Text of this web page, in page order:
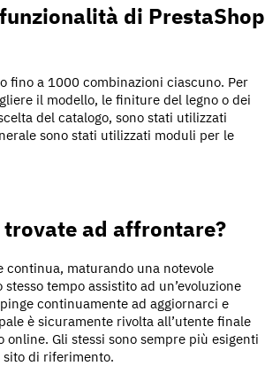
di PrestaShop
fino a 1000 combinazioni ciascuno. Per
il modello, le finiture del legno o dei
del catalogo, sono stati utilizzati
sono stati utilizzati moduli per le
ad affrontare?
maturando una notevole
tempo assistito ad un’evoluzione
continuamente ad aggiornarci e
è sicuramente rivolta all’utente finale
Gli stessi sono sempre più esigenti
di riferimento.